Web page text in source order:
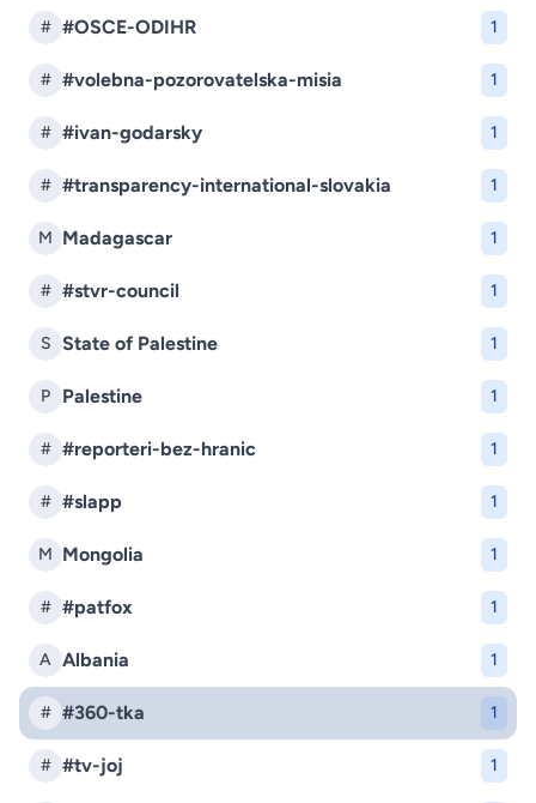
# #OSCE-ODIHR 1
# #volebna-pozorovatelska-misia 1
# #ivan-godarsky 1
# #transparency-international-slovakia 1
M Madagascar 1
# #stvr-council 1
S State of Palestine 1
P Palestine 1
# #reporteri-bez-hranic 1
# #slapp 1
M Mongolia 1
# #patfox 1
A Albania 1
# #360-tka 1
# #tv-joj 1